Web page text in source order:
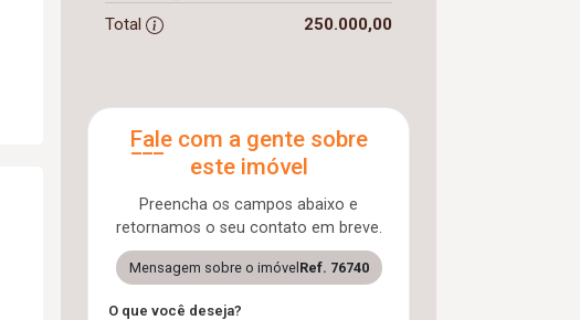
Total 250.000,00
Fale com a gente sobre
este imóvel
Preencha os campos abaixo e
retornamos o seu contato em breve.
Mensagem sobre o imóvel Ref. 76740
O que você deseja?